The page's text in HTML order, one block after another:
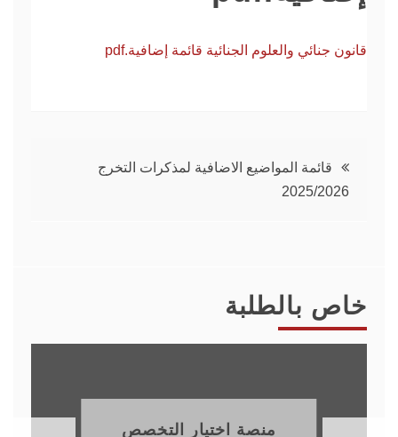
قانون جنائي والعلوم الجنائية قائمة إضافية.pdf
تصفّح
قائمة المواضيع الاضافية لمذكرات التخرج
2025/2026
خاص بالطلبة
منصة اختيار التخصص